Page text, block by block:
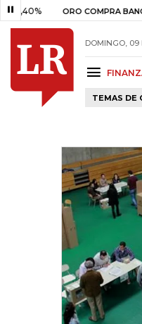
ORO COMPRA BANCO DE
DOMINGO, 09
TEMAS DE